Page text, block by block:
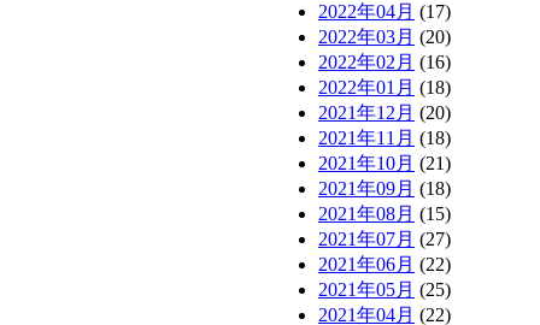
2022年04月 (17)
2022年03月 (20)
2022年02月 (16)
2022年01月 (18)
2021年12月 (20)
2021年11月 (18)
2021年10月 (21)
2021年09月 (18)
2021年08月 (15)
2021年07月 (27)
2021年06月 (22)
2021年05月 (25)
2021年04月 (22)